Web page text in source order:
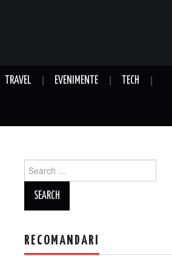
TRAVEL EVENIMENTE TECH
for:
RECOMANDARI